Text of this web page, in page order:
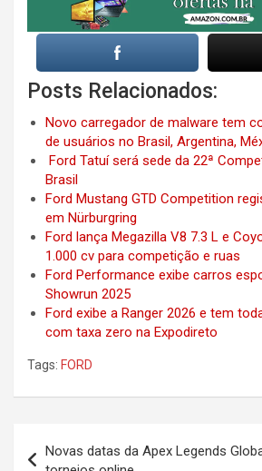
Posts Relacionados:
Novo carregador de malware tem
de usuários no Brasil, Argentina,
Ford Tatuí será sede da 22ª
Brasil
Ford Mustang GTD Competition
em Nürburgring
Ford lança Megazilla V8 7.3 L e
1.000 cv para competição e ruas
Ford Performance exibe carros
Showrun 2025
Ford exibe a Ranger 2026 e tem
com taxa zero na Expodireto
Tags: FORD
Novas datas da Apex Legends